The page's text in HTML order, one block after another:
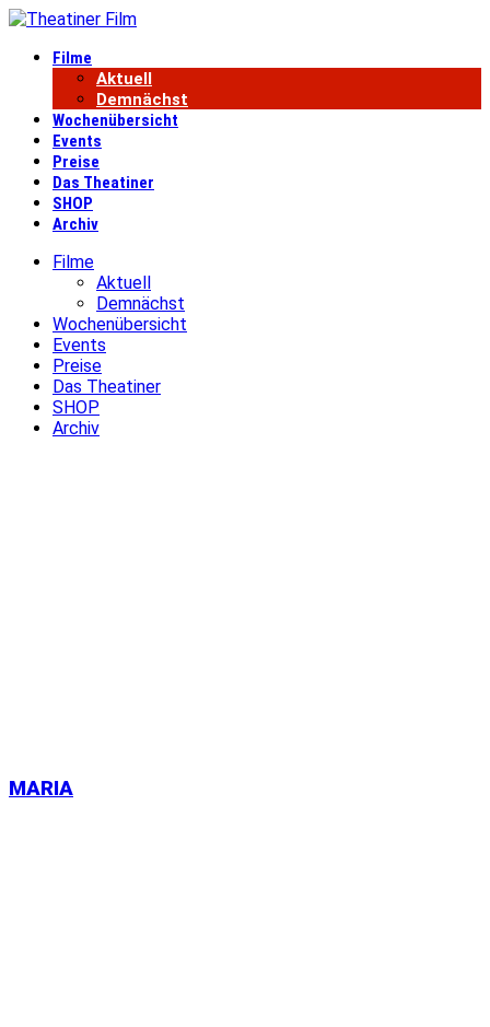
Filme
Aktuell
Demnächst
Wochenübersicht
Events
Preise
Das Theatiner
SHOP
Archiv
Filme
Aktuell
Demnächst
Wochenübersicht
Events
Preise
Das Theatiner
SHOP
Archiv
MARIA